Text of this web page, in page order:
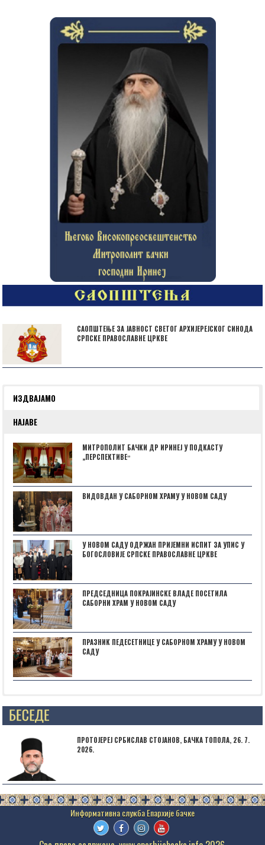
САОПШТЕЊЕ ЗА ЈАВНОСТ СВЕТОГ АРХИЈЕРЕЈСКОГ СИНОДА
СРПСКЕ ПРАВОСЛАВНЕ ЦРКВЕ
ИЗДВАЈАМО
НАЈАВЕ
МИТРОПОЛИТ БАЧКИ ДР ИРИНЕЈ У ПОДКАСТУ
„ПЕРСПЕКТИВЕˮ
ВИДОВДАН У САБОРНОМ ХРАМУ У НОВОМ САДУ
У НОВОМ САДУ ОДРЖАН ПРИЈЕМНИ ИСПИТ ЗА УПИС У
БОГОСЛОВИЈЕ СРПСКЕ ПРАВОСЛАВНЕ ЦРКВЕ
ПРЕДСЕДНИЦА ПОКРАЈИНСКЕ ВЛАДЕ ПОСЕТИЛА
САБОРНИ ХРАМ У НОВОМ САДУ
ПРАЗНИК ПЕДЕСЕТНИЦЕ У САБОРНОМ ХРАМУ У НОВОМ
САДУ
Posts not found
ПРОТОЈЕРЕЈ СРБИСЛАВ СТОЈАНОВ, БАЧКА ТОПОЛА, 26. 7.
2026.